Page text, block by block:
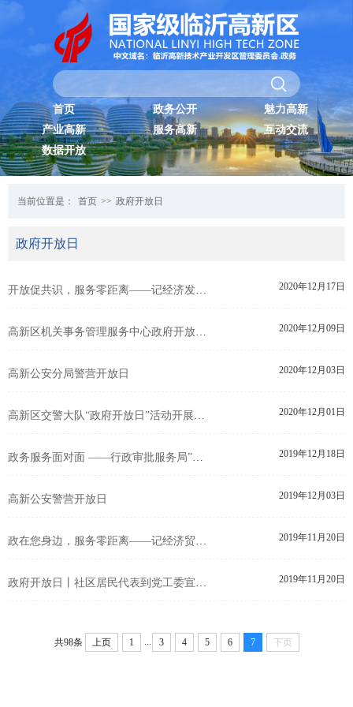
首页 政务公开
魅力高新
产业高新
服务高新
互动交流
数据开放
当前位置是： 首页 >> 政府开放日
政府开放日
开放促共识，服务零距离——记经济发展办公室“政府开放日” 2020年12月17日
高新区机关事务管理服务中心政府开放日活动 2020年12月09日
高新公安分局警营开放日 2020年12月03日
高新区交警大队“政府开放日”活动开展情况 2020年12月01日
政务服务面对面 ——行政审批服务局”政府开放日”活动 2019年12月18日
高新公安警营开放日 2019年12月03日
政在您身边，服务零距离——记经济贸易局“政府开放日” 2019年11月20日
政府开放日丨社区居民代表到党工委宣传部融媒体中心零距离体验！ 2019年11月20日
共98条 上页 1 ... 3 4 5 6 7 下页